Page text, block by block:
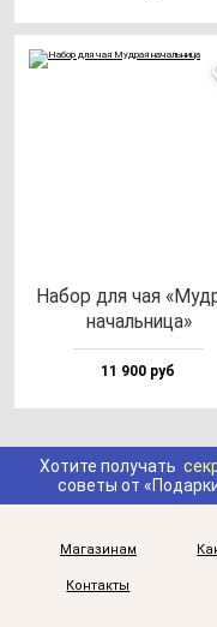
Набор для чая
на­чаль­ни­ца»
11 900 руб
Хотите получать
советы от
Магазинам
Контакты